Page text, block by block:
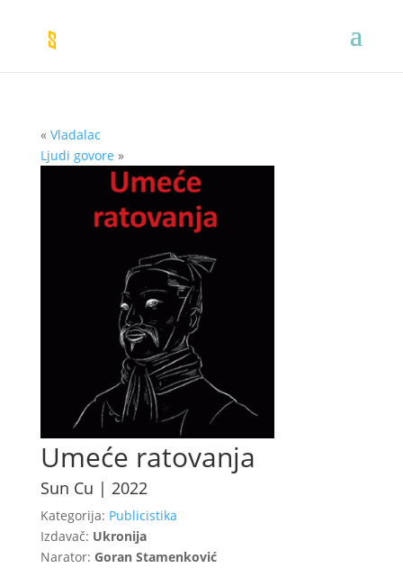
« Vladalac
Ljudi govore »
Umeće ratovanja
Sun Cu | 2022
Kategorija: Publicistika
Izdavač: Ukronija
Narator: Goran Stamenković